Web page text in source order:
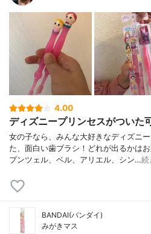
4.00
ディズニープリンセスがついた
女の子なら、みんな大好きなディズニ
た、面白い歯ブラシ！どれが出るかは
プンツェル、ベル、アリエル、シン…続
BANDAI(バンダイ)
みがきマス